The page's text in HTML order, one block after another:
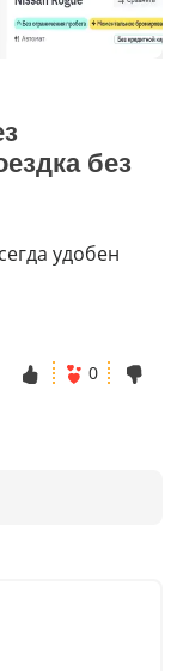
без
удобен
0